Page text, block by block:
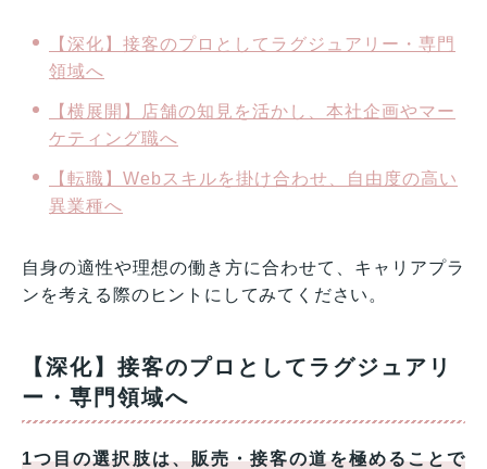
【深化】接客のプロとしてラグジュアリー・専門
領域へ
【横展開】店舗の知見を活かし、本社企画やマー
ケティング職へ
【転職】Webスキルを掛け合わせ、自由度の高い
異業種へ
自身の適性や理想の働き方に合わせて、キャリアプラ
ンを考える際のヒントにしてみてください。
【深化】接客のプロとしてラグジュアリ
ー・専門領域へ
1つ目の選択肢は、販売・接客の道を極めることで